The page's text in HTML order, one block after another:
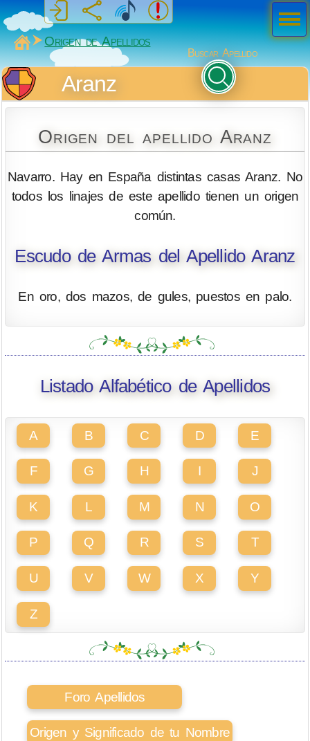
MiSabueso
Origen de Apellidos
Buscar Apellido
Aranz
Origen del apellido Aranz
Navarro. Hay en España distintas casas Aranz. No
todos los linajes de este apellido tienen un origen
común.
Escudo de Armas del Apellido Aranz
En oro, dos mazos, de gules, puestos en palo.
Listado Alfabético de Apellidos
A B C D E
F G H I J
K L M N O
P Q R S T
U V W X Y
Z
Foro Apellidos
Origen y Significado de tu Nombre
Men
ú